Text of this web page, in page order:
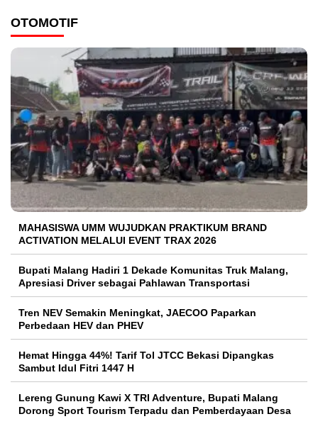
OTOMOTIF
MAHASISWA UMM WUJUDKAN PRAKTIKUM BRAND
ACTIVATION MELALUI EVENT TRAX 2026
Bupati Malang Hadiri 1 Dekade Komunitas Truk Malang,
Apresiasi Driver sebagai Pahlawan Transportasi
Tren NEV Semakin Meningkat, JAECOO Paparkan
Perbedaan HEV dan PHEV
Hemat Hingga 44%! Tarif Tol JTCC Bekasi Dipangkas
Sambut Idul Fitri 1447 H
Lereng Gunung Kawi X TRI Adventure, Bupati Malang
Dorong Sport Tourism Terpadu dan Pemberdayaan Desa